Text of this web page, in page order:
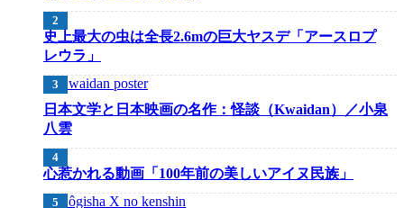
史上最大の虫は全長2.6mの巨大ヤスデ「アースロプ
レウラ」
日本文学と日本映画の名作：怪談（Kwaidan）／小泉
八雲
心惹かれる動画「100年前の美しいアイヌ民族」